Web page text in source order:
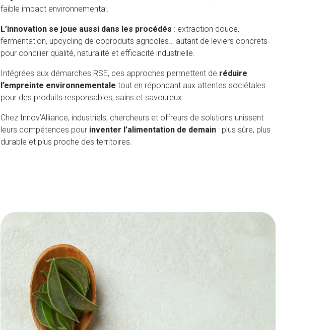
faible impact environnemental.
L’innovation se joue aussi dans les procédés : extraction douce,
fermentation, upcycling de coproduits agricoles… autant de leviers concrets
pour concilier qualité, naturalité et efficacité industrielle.
Intégrées aux démarches RSE, ces approches permettent de réduire
l’empreinte environnementale tout en répondant aux attentes sociétales
pour des produits responsables, sains et savoureux.
Chez Innov’Alliance, industriels, chercheurs et offreurs de solutions unissent
leurs compétences pour inventer l’alimentation de demain : plus sûre, plus
durable et plus proche des territoires.